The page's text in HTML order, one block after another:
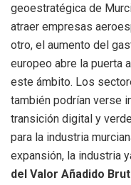
geoestratégica de
atraer empresas
otro, el aumento del
europeo abre la puerta
este ámbito. Los
también podrían verse
transición digital y
para la industria
expansión, la industria
del Valor Añadido